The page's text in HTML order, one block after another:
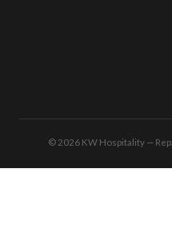
© 2026 KW Hospitality —